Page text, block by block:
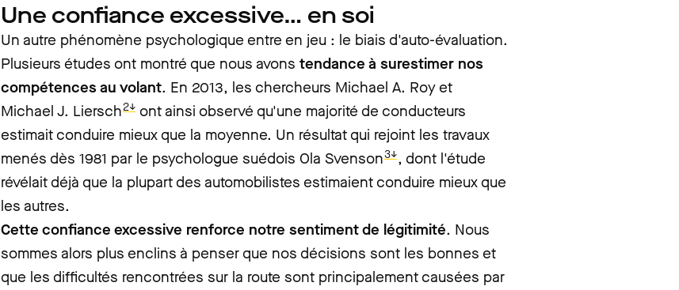
Une confiance excessive… en soi
Un autre phénomène psychologique entre en jeu : le biais d'auto-évaluation.
Plusieurs études ont montré que nous avons tendance à surestimer nos
compétences au volant. En 2013, les chercheurs Michael A. Roy et
Michael J. Liersch2↓ ont ainsi observé qu'une majorité de conducteurs
estimait conduire mieux que la moyenne. Un résultat qui rejoint les travaux
menés dès 1981 par le psychologue suédois Ola Svenson3↓, dont l'étude
révélait déjà que la plupart des automobilistes estimaient conduire mieux que
les autres.
Cette confiance excessive renforce notre sentiment de légitimité. Nous
sommes alors plus enclins à penser que nos décisions sont les bonnes et
que les difficultés rencontrées sur la route sont principalement causées par